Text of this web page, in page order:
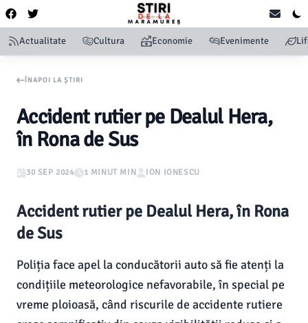
Actualitate Cultura Economie Evenimente
ÎNAPOI LA ȘTIRI
Accident rutier pe Dealul Hera,
în Rona de Sus
30 SEP 2024 1 MINUT MIN ION IONESCU
Accident rutier pe Dealul Hera, în Rona
de Sus
Poliția face apel la conducătorii auto să fie atenți la
condițiile meteorologice nefavorabile, în special pe
vreme ploioasă, când riscurile de accidente rutiere